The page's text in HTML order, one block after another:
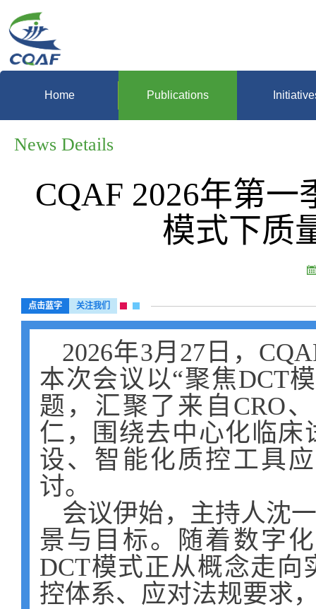
Home Publications
News Details
CQAF 2026年第
模式下质
点击蓝字 关注我们
2026年3月27日，
本次会议以“聚焦DCT
题，汇聚了来自CRO
仁，围绕去中心化临床
设、智能化质控工具
讨。
会议伊始，主持人沈
景与目标。随着数字
DCT模式正从概念走
控体系、应对法规要求